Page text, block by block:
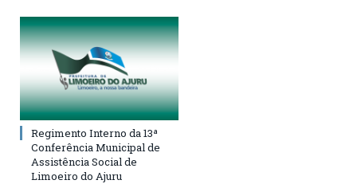
Regimento Interno da 13ª
Conferência Municipal de
Assistência Social de
Limoeiro do Ajuru